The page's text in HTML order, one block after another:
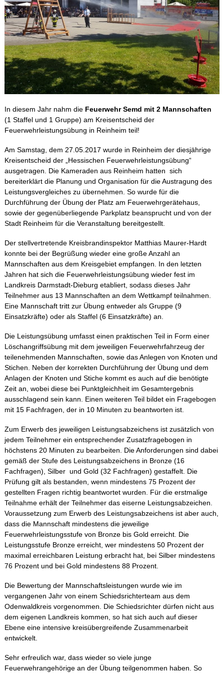
In diesem Jahr nahm die Feuerwehr Semd mit 2 Mannschaften
(1 Staffel und 1 Gruppe) am Kreisentscheid der
Feuerwehrleistungsübung in Reinheim teil!
Am Samstag, dem 27.05.2017 wurde in Reinheim der diesjährige
Kreisentscheid der „Hessischen Feuerwehrleistungsübung“
ausgetragen. Die Kameraden aus Reinheim hatten sich
bereiterklärt die Planung und Organisation für die Austragung des
Leistungsvergleiches zu übernehmen. So wurde für die
Durchführung der Übung der Platz am Feuerwehrgerätehaus,
sowie der gegenüberliegende Parkplatz beansprucht und von der
Stadt Reinheim für die Veranstaltung bereitgestellt.
Der stellvertretende Kreisbrandinspektor Matthias Maurer-Hardt
konnte bei der Begrüßung wieder eine große Anzahl an
Mannschaften aus dem Kreisgebiet empfangen. In den letzten
Jahren hat sich die Feuerwehrleistungsübung wieder fest im
Landkreis Darmstadt-Dieburg etabliert, sodass dieses Jahr
Teilnehmer aus 13 Mannschaften an dem Wettkampf teilnahmen.
Eine Mannschaft tritt zur Übung entweder als Gruppe (9
Einsatzkräfte) oder als Staffel (6 Einsatzkräfte) an.
Die Leistungsübung umfasst einen praktischen Teil in Form einer
Löschangriffsübung mit dem jeweiligen Feuerwehrfahrzeug der
teilenehmenden Mannschaften, sowie das Anlegen von Knoten und
Stichen. Neben der korrekten Durchführung der Übung und dem
Anlagen der Knoten und Stiche kommt es auch auf die benötigte
Zeit an, wobei diese bei Punktgleichheit im Gesamtergebnis
ausschlagend sein kann. Einen weiteren Teil bildet ein Fragebogen
mit 15 Fachfragen, der in 10 Minuten zu beantworten ist.
Zum Erwerb des jeweiligen Leistungsabzeichens ist zusätzlich von
jedem Teilnehmer ein entsprechender Zusatzfragebogen in
höchstens 20 Minuten zu bearbeiten. Die Anforderungen sind dabei
gemäß der Stufe des Leistungsabzeichens in Bronze (16
Fachfragen), Silber und Gold (32 Fachfragen) gestaffelt. Die
Prüfung gilt als bestanden, wenn mindestens 75 Prozent der
gestellten Fragen richtig beantwortet wurden. Für die erstmalige
Teilnahme erhält der Teilnehmer das eiserne Leistungsabzeichen.
Voraussetzung zum Erwerb des Leistungsabzeichens ist aber auch,
dass die Mannschaft mindestens die jeweilige
Feuerwehrleistungsstufe von Bronze bis Gold erreicht. Die
Leistungsstufe Bronze erreicht, wer mindestens 50 Prozent der
maximal erreichbaren Leistung erbracht hat, bei Silber mindestens
76 Prozent und bei Gold mindestens 88 Prozent.
Die Bewertung der Mannschaftsleistungen wurde wie im
vergangenen Jahr von einem Schiedsrichterteam aus dem
Odenwaldkreis vorgenommen. Die Schiedsrichter dürfen nicht aus
dem eigenen Landkreis kommen, so hat sich auch auf dieser
Ebene eine intensive kreisübergreifende Zusammenarbeit
entwickelt.
Sehr erfreulich war, dass wieder so viele junge
Feuerwehrangehörige an der Übung teilgenommen haben. So